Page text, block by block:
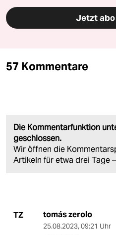
Jetzt
57 Kommentare
Die Kommentarfunktion
geschlossen.
Wir öffnen die
Artikeln für etwa drei Tage –
TZ tomás zerolo
25.08.2023, 09:21 Uhr